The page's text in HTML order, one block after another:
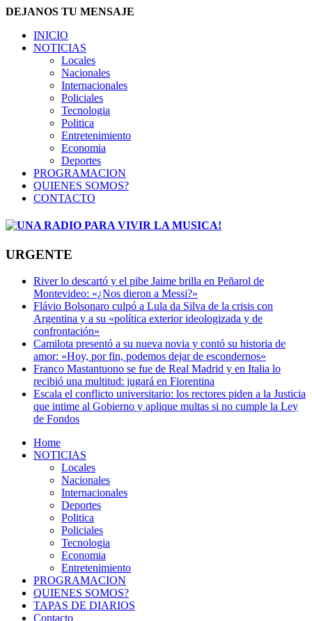
DEJANOS TU MENSAJE
INICIO
NOTICIAS
Locales
Nacionales
Internacionales
Policiales
Tecnologia
Politica
Entretenimiento
Economia
Deportes
PROGRAMACION
QUIENES SOMOS?
CONTACTO
URGENTE
River lo descartó y el pibe Jaime brilla en Peñarol de
Montevideo: «¿Nos dieron a Messi?»
Flávio Bolsonaro culpó a Lula da Silva de la crisis con
Argentina y a su «política exterior ideologizada y de
confrontación»
Camilota presentó a su nueva novia y contó su historia de
amor: «Hoy, por fin, podemos dejar de escondernos»
Franco Mastantuono se fue de Real Madrid y en Italia lo
recibió una multitud: jugará en Fiorentina
Escala el conflicto universitario: los rectores piden a la Justicia
que intime al Gobierno y aplique multas si no cumple la Ley
de Fondos
Home
NOTICIAS
Locales
Nacionales
Internacionales
Deportes
Politica
Policiales
Tecnologia
Economia
Entretenimiento
PROGRAMACION
QUIENES SOMOS?
TAPAS DE DIARIOS
Contacto